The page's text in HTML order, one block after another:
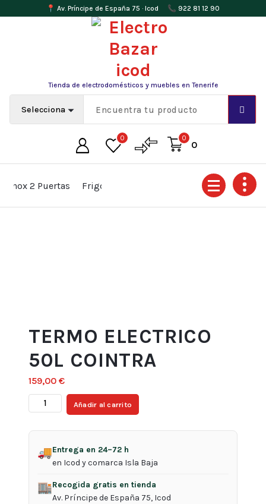
📍 Av. Príncipe de España 75 · Icod 📞 922 81 12 90
Tienda de electrodomésticos y muebles en Tenerife
0 0
0
2 Puertas Frigo Combi 2 metros LG Placa Tegran
TERMO ELECTRICO
50L COINTRA
159,00 €
TERMO
ELECTRICO
50L
cantidad
Añadir al carrito
🚚Entrega en 24–72 h
en Icod y comarca Isla Baja
🏬Recogida gratis en tienda
Av. Príncipe de España 75, Icod